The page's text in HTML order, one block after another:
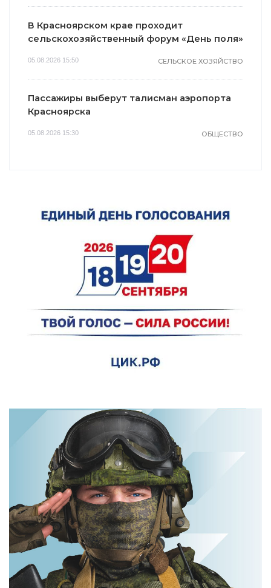
В Красноярском крае проходит
сельскохозяйственный форум «День поля»
05.08.2026 15:50 СЕЛЬСКОЕ ХОЗЯЙСТВО
Пассажиры выберут талисман аэропорта
Красноярска
05.08.2026 15:30 ОБЩЕСТВО